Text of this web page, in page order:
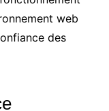
web
des